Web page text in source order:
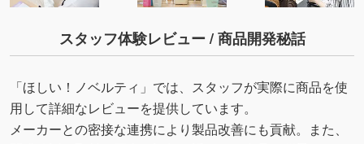
スタッフ体験レビュー / 商品開発秘話
「ほしい！ノベルティ」では、スタッフが実際に商品を使
用して詳細なレビューを提供しています。
メーカーとの密接な連携により製品改善にも貢献。また、